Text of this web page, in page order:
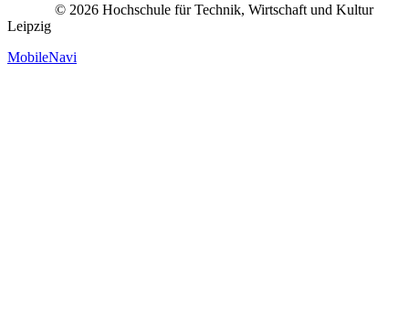
© 2026 Hochschule für Technik, Wirtschaft und Kultur
Leipzig
MobileNavi